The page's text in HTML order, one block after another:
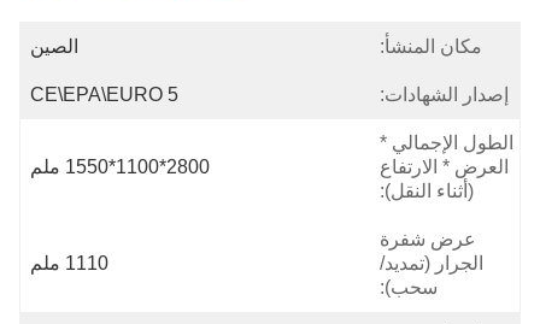
مكان المنشأ: الصين
إصدار الشهادات: CE\EPA\EURO 5
الطول الإجمالي *
العرض * الارتفاع
(أثناء النقل):
2800*1100*1550 ملم
عرض شفرة
الجرار (تمديد/
سحب):
1110 ملم